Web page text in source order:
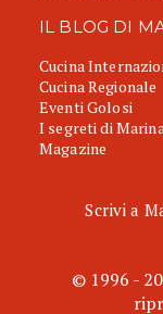
IL BLOG DI
Cucina
Cucina Regionale
Eventi Golosi
I segreti di
Magazine
Scrivi a
© 1996 -